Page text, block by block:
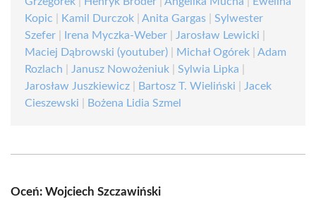
Kopic
Kamil Durczok Anita Gargas
Sylwester
Szefer
Irena Myczka-Weber Jarosław Lewicki
Maciej Dąbrowski (youtuber)
Michał Ogórek
Adam
Rozlach
Janusz Nowożeniuk Sylwia Lipka
Jarosław Juszkiewicz
Bartosz T. Wieliński
Jacek
Cieszewski
Bożena Lidia Szmel
Oceń: Wojciech Szczawiński